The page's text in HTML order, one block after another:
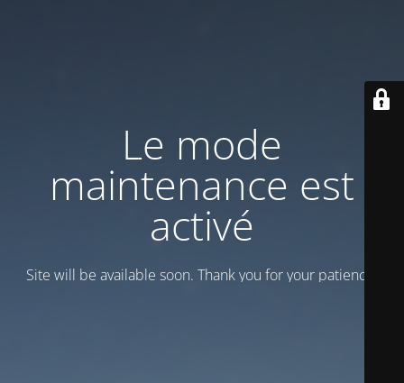
Le mode
maintenance est
activé
Site will be available soon. Thank you for your patience!